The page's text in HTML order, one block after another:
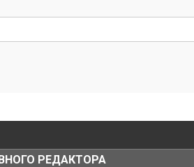
РЕДАКТОРА